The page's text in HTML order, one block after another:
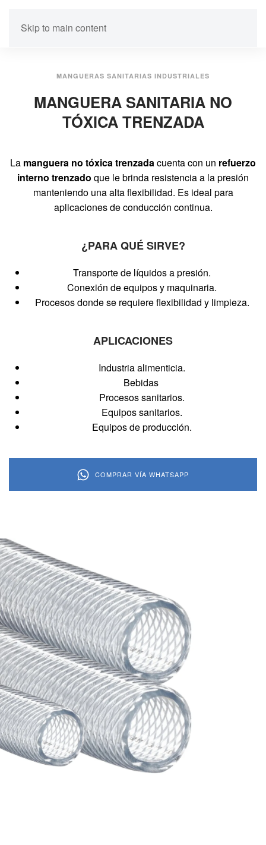
Skip to main content
MANGUERAS SANITARIAS INDUSTRIALES
MANGUERA SANITARIA NO
TÓXICA TRENZADA
La manguera no tóxica trenzadacuenta con un refuerzo
interno trenzado que le brinda resistencia a la presión
manteniendo una alta flexibilidad. Es ideal para
aplicaciones de conducción continua.
¿PARA QUÉ SIRVE?
Transporte de líquidos a presión.
Conexión de equipos y maquinaria.
Procesos donde se requiere flexibilidad y limpieza.
APLICACIONES
Industria alimenticia.
Bebidas
Procesos sanitarios.
Equipos sanitarios.
Equipos de producción.
COMPRAR VÍA WHATSAPP